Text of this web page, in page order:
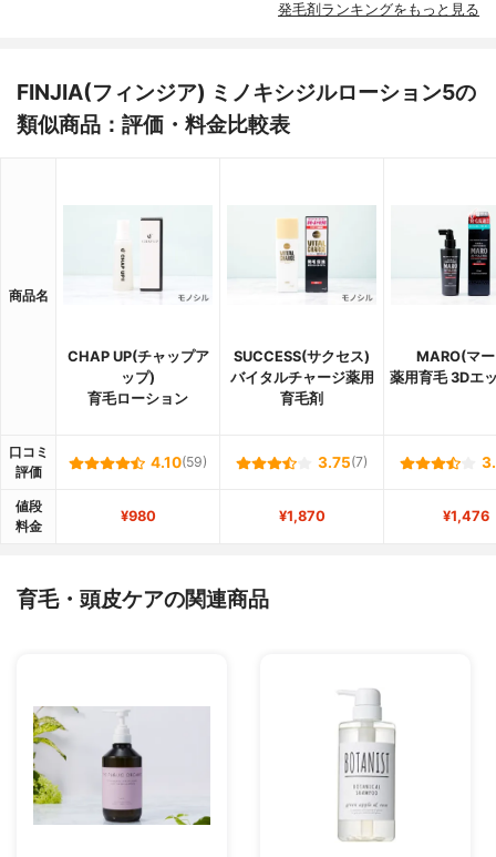
発毛剤ランキングをもっと見る
FINJIA(フィンジア) ミノキシジルローション5の
類似商品：評価・料金比較表
商品名
CHAP UP(チャップア
ップ)
育毛ローション
SUCCESS(サクセス)
バイタルチャージ薬用
育毛剤
MARO(マ
薬用育毛 3Dエ
口コミ
評価
4.10(59) 3.75(7)
値段
料金
¥980 ¥1,870 ¥1,476
育毛・頭皮ケアの関連商品